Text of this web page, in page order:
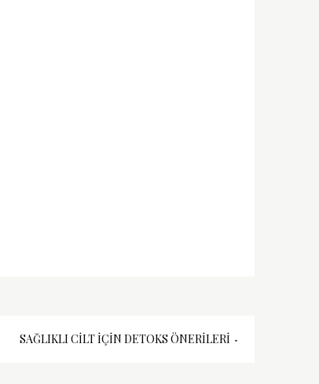
SAĞLIKLI CILT İÇIN DETOKS ÖNERILERI